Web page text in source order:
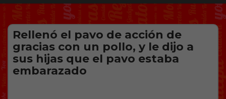
Rellenó el pavo de acción de
gracias con un pollo, y le dijo a
sus hijas que el pavo estaba
embarazado